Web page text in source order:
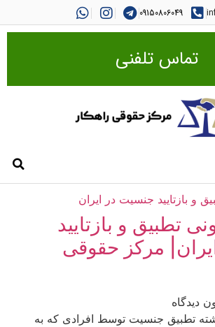
09150806049
تماس تلفنی
تطبیق و بازتایید
مرکز حقوقی
دیدگاه
تطبیق جنسیت توسط افرادی که به